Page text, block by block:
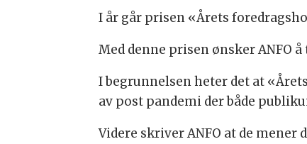
I år går prisen «Årets
Med denne prisen ønsker ANFO
I begrunnelsen heter det at
av post pandemi der både
Videre skriver ANFO at de